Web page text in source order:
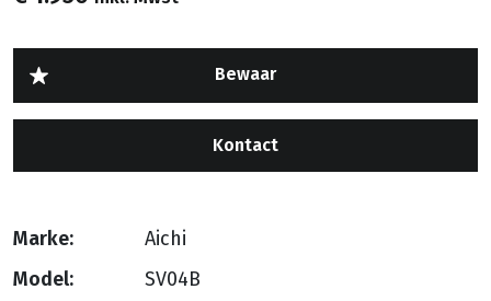
Kontact
Marke:
Aichi
Model:
SV04B